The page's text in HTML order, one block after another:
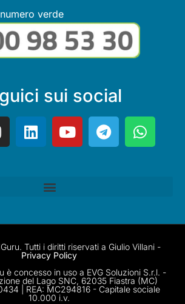
verde
sui social
Tutti i diritti riservati a Giulio Villani -
Privacy Policy
è concesso in uso a EVG Soluzioni S.r.l. -
del Lago SNC, 62035 Fiastra (MC)
| REA: MC294816 - Capitale sociale
10.000 i.v.